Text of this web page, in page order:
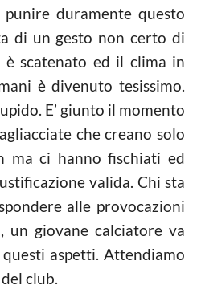
punire duramente questo
di un gesto non certo di
scatenato ed il clima in
è divenuto tesissimo.
E’ giunto il momento
che creano solo
ma ci hanno fischiati ed
valida. Chi sta
alle provocazioni
un giovane calciatore va
aspetti. Attendiamo
club.